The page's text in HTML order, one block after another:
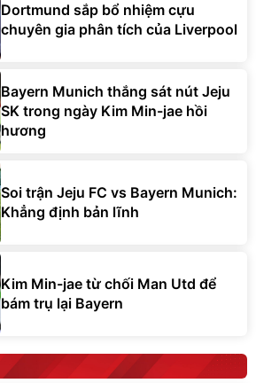
Dortmund sắp bổ nhiệm cựu
chuyên gia phân tích của Liverpool
Bayern Munich thắng sát nút Jeju
SK trong ngày Kim Min-jae hồi
hương
Soi trận Jeju FC vs Bayern Munich:
Khẳng định bản lĩnh
Kim Min-jae từ chối Man Utd để
bám trụ lại Bayern